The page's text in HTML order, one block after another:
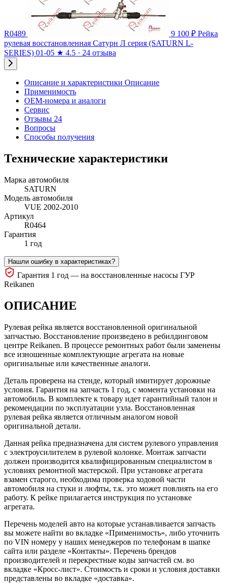
R0489 9 100 ₽ Рейка
рулевая восстановленная Сатурн Л серия (SATURN L-
SERIES) 01-05 ★ 4.5 · 24 отзыва
Описание и характеристики Описание
Применимость
OEM-номера и аналоги
Сервис
Отзывы 24
Вопросы
Способы получения
Технические характеристики
Марка автомобиля
SATURN
Модель автомобиля
VUE 2002-2010
Артикул
R0464
Гарантия
1 год
Нашли ошибку в характеристиках?
Гарантия 1 год — на восстановленные насосы ГУР
Reikanen
ОПИСАНИЕ
Рулевая рейка является восстановленной оригинальной
запчастью. Восстановление произведено в ребилдинговом
центре Reikanen. В процессе ремонтных работ были заменены
все изношенные комплектующие агрегата на новые
оригинальные или качественные аналоги.
Деталь проверена на стенде, который имитирует дорожные
условия. Гарантия на запчасть 1 год, с момента установки на
автомобиль. В комплекте к товару идет гарантийный талон и
рекомендации по эксплуатации узла. Восстановленная
рулевая рейка является отличным аналогом новой
оригинальной детали.
Данная рейка предназначена для систем рулевого управления
с электроусилителем в рулевой колонке. Монтаж запчасти
должен производится квалифицированным специалистом в
условиях ремонтной мастерской. При установке агрегата
взамен старого, необходима проверка ходовой части
автомобиля на стуки и люфты, т.к. это может повлиять на его
работу. К рейке прилагается инструкция по установке
агрегата.
Перечень моделей авто на которые устанавливается запчасть
вы можете найти во вкладке «Применимость», либо уточнить
по VIN номеру у наших менеджеров по телефонам в шапке
сайта или разделе «Контакты». Перечень брендов
производителей и перекрестные коды запчастей см. во
вкладке «Кросс-лист». Стоимость и сроки и условия доставки
представлены во вкладке «доставка».